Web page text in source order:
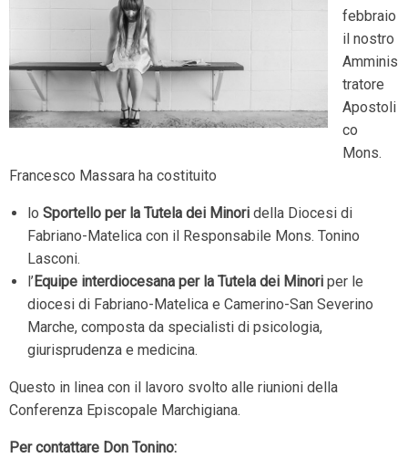
febbraio
il nostro
Amminis
tratore
Apostoli
co
Mons.
Francesco Massara ha costituito
lo Sportello per la Tutela dei Minori della Diocesi di
Fabriano-Matelica con il Responsabile Mons. Tonino
Lasconi.
l’Equipe interdiocesana per la Tutela dei Minori per le
diocesi di Fabriano-Matelica e Camerino-San Severino
Marche, composta da specialisti di psicologia,
giurisprudenza e medicina.
Questo in linea con il lavoro svolto alle riunioni della
Conferenza Episcopale Marchigiana.
Per contattare Don Tonino: